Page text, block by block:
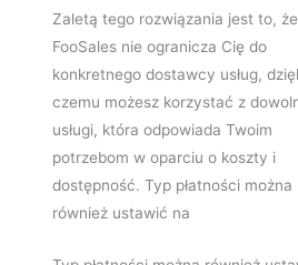
Zaletą tego rozwiązania jest to, że
FooSales nie ogranicza Cię do
konkretnego dostawcy usług,
czemu możesz korzystać z
usługi, która odpowiada Twoim
potrzebom w oparciu o koszty i
dostępność. Typ płatności można
również ustawić na